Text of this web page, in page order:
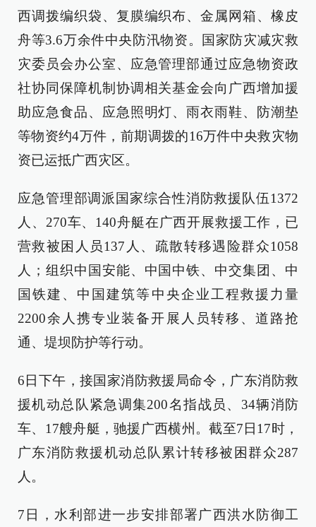
西调拨编织袋、复膜编织布、金属网箱、橡皮
舟等3.6万余件中央防汛物资。国家防灾减灾救
灾委员会办公室、应急管理部通过应急物资政
社协同保障机制协调相关基金会向广西增加援
助应急食品、应急照明灯、雨衣雨鞋、防潮垫
等物资约4万件，前期调拨的16万件中央救灾物
资已运抵广西灾区。
应急管理部调派国家综合性消防救援队伍1372
人、270车、140舟艇在广西开展救援工作，已
营救被困人员137人、疏散转移遇险群众1058
人；组织中国安能、中国中铁、中交集团、中
国铁建、中国建筑等中央企业工程救援力量
2200余人携专业装备开展人员转移、道路抢
通、堤坝防护等行动。
6日下午，接国家消防救援局命令，广东消防救
援机动总队紧急调集200名指战员、34辆消防
车、17艘舟艇，驰援广西横州。截至7日17时，
广东消防救援机动总队累计转移被困群众287
人。
7日，水利部进一步安排部署广西洪水防御工